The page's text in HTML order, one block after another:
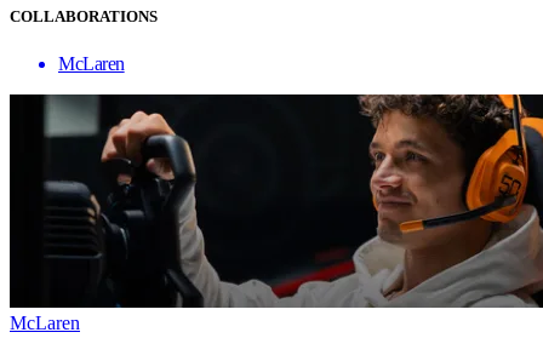
COLLABORATIONS
McLaren
McLaren